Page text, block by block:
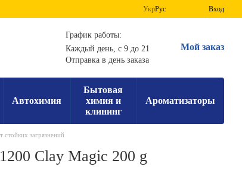
УкрРус Вход
График работы:
Каждый день, с 9 до 21
Отправка в день заказа
Мой заказ
Автохимия
Бытовая
химия и
клининг
Ароматизаторы
стойких загрязнений
Clay Magic 200 g